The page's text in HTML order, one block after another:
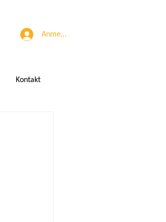
Anmelden
Kontakt